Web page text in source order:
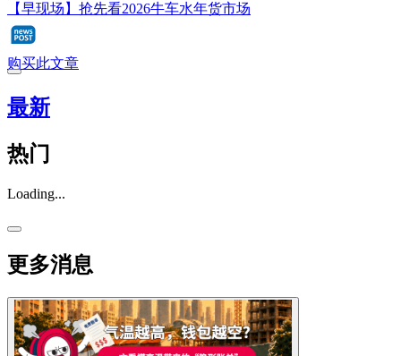
【早现场】抢先看2026牛车水年货市场
购买此文章
最新
热门
Loading...
更多消息